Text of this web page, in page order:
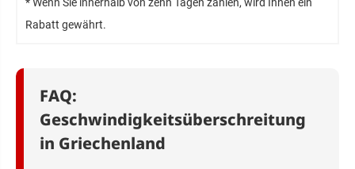
Rabatt gewährt.
FAQ:
Geschwindigkeitsüberschreitung
in Griechenland